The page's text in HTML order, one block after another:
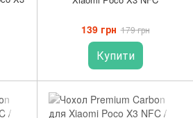
139 грн 179 грн
Купити